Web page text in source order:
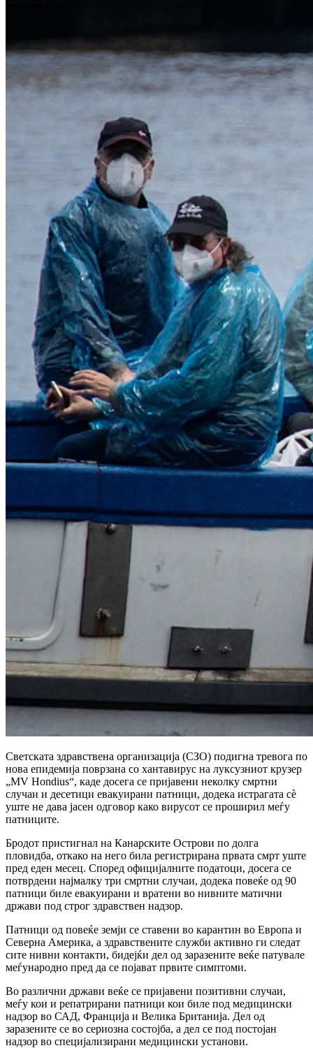
Светската здравствена организација (СЗО) подигна тревога по
нова епидемија поврзана со хантавирус на луксузниот крузер
„MV Hondius“, каде досега се пријавени неколку смртни
случаи и десетици евакуирани патници, додека истрагата сè
уште не дава јасен одговор како вирусот се проширил меѓу
патниците.
Бродот пристигнал на Канарските Острови по долга
пловидба, откако на него била регистрирана првата смрт уште
пред еден месец. Според официјалните податоци, досега се
потврдени најмалку три смртни случаи, додека повеќе од 90
патници биле евакуирани и вратени во нивните матични
држави под строг здравствен надзор.
Патници од повеќе земји се ставени во карантин во Европа и
Северна Америка, а здравствените служби активно ги следат
сите нивни контакти, бидејќи дел од заразените веќе патувале
меѓународно пред да се појават првите симптоми.
Во различни држави веќе се пријавени позитивни случаи,
меѓу кои и репатрирани патници кои биле под медицински
надзор во САД, Франција и Велика Британија. Дел од
заразените се во сериозна состојба, а дел се под постојан
надзор во специјализирани медицински установи.